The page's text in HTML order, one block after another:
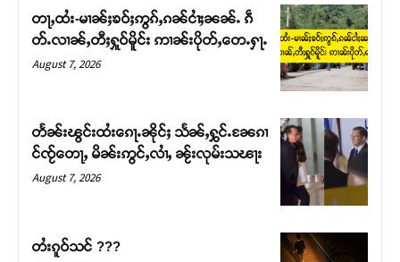
တႃႇထႆး-မၢၼ်ႈၶဝ်ႈဢွၵ်ႇၵၼ်ငၢႆႈၼၼ်ႉ ၵဵ
တ်ႉလၢၼ်ႇတီႈႁူဝ်မိူင်း ဢၢၼ်းပိုတ်ႇတေႉႁႃႉ
August 7, 2026
တႅၼ်းၽွင်းထႆးၵေႃႉၼိုင်ႈ သႅၼ်ႇႁွင်ႉၼႄၵၢ
င်ၸႂ်တေႃႇ မိၼ်းဢွင်ႇလၢႆႇ ၼႂ်းလုမ်းသၽႃး
August 7, 2026
တႆးၵူဝ်သင် ???